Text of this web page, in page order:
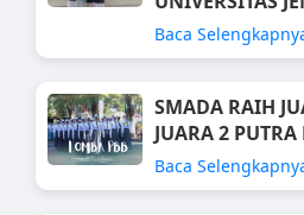
Baca
SMADA RAIH
JUARA 2
Baca